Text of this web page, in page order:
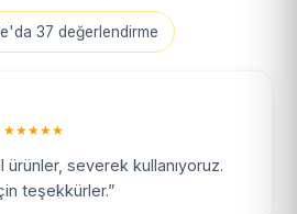
37 değerlendirme
· ★★★★★
severek kullanıyoruz.
teşekkürler.”